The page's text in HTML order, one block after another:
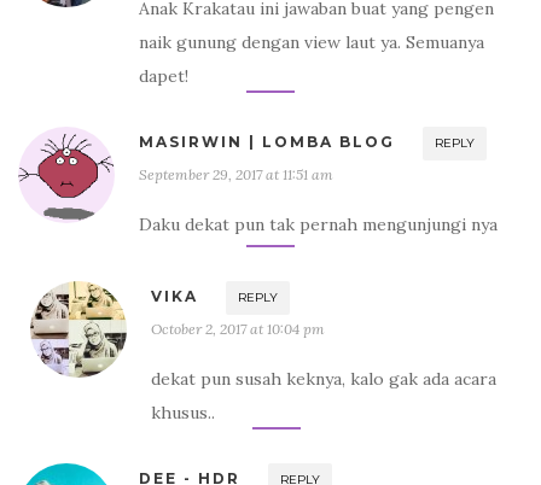
Anak Krakatau ini jawaban buat yang pengen
naik gunung dengan view laut ya. Semuanya
dapet!
MASIRWIN | LOMBA BLOG REPLY
September 29, 2017 at 11:51 am
Daku dekat pun tak pernah mengunjungi nya
VIKA REPLY
October 2, 2017 at 10:04 pm
dekat pun susah keknya, kalo gak ada acara
khusus..
DEE - HDR REPLY